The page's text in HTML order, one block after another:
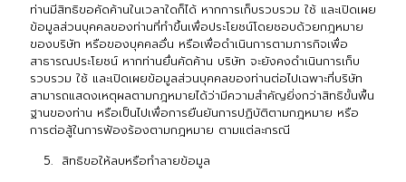
ท่านมีสิทธิขอคัดค้านในเวลาใดก็ได้ หากการเก็บรวบรวม ใช้ และเปิดเผย
ข้อมูลส่วนบุคคลของท่านที่ทำขึ้นเพื่อประโยชน์โดยชอบด้วยกฎหมาย
ของบริษัท หรือของบุคคลอื่น หรือเพื่อดำเนินการตามภารกิจเพื่อ
สาธารณประโยชน์ หากท่านยื่นคัดค้าน บริษัท จะยังคงดำเนินการเก็บ
รวบรวม ใช้ และเปิดเผยข้อมูลส่วนบุคคลของท่านต่อไปเฉพาะที่บริษัท
สามารถแสดงเหตุผลตามกฎหมายได้ว่ามีความสำคัญยิ่งกว่าสิทธิขั้นพื้น
ฐานของท่าน หรือเป็นไปเพื่อการยืนยันการปฏิบัติตามกฎหมาย หรือ
การต่อสู้ในการฟ้องร้องตามกฎหมาย ตามแต่ละกรณี
สิทธิขอให้ลบหรือทำลายข้อมูล